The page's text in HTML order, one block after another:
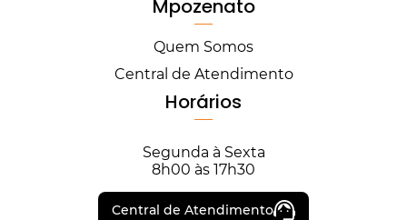
Mpozenato
Quem Somos
Central de Atendimento
Horários
Segunda à Sexta
8h00 às 17h30
Central de Atendimento